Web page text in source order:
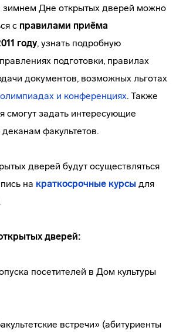
зимнем Дне открытых дверей можно
с правилами приёма
году, узнать подробную
подготовки, правилах
документов, возможных льготах
олимпиадах и конференциях. Также
смогут задать интересующие
факультетов.
дверей будут осуществляться
на краткосрочные курсы для
дверей:
посетителей в Дом культуры
встречи» (абитуриенты